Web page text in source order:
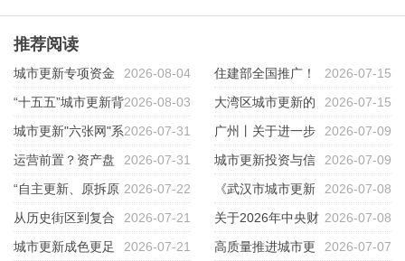
推荐阅读
2026-08-04
城市更新专项资金
申报全流程38个实操要点！
2026-08-03
“十五五”城市更新背
景下国企参与城市更新的法律痛
点与应对逻辑
2026-07-31
城市更新"六张网"系
列（二）水网：五类资金怎么
拼？
2026-07-31
运营前置？资产盘
活到底在运营什么？2026-07-22
“自主更新、原拆原
建”才是城市更新的“王炸”！
2026-07-21
从历史街区到复合
文化街区：南头古城中的空间再
2026-07-21
城市更新成色更足
2026-07-15
住建部全国推广！
重庆“城市体检”做对了什么？
2026-07-15
大湾区城市更新的
三条路径——拆、改、留的博弈
与选择
2026-07-09
广州丨关于进一步
推动工商业用地市场化配置改革
的指导意见
2026-07-09
城市更新投资与信
用分析
2026-07-08
《武汉市城市更新
条例》
2026-07-08
关于2026年中央财
政继续支持城市更新行动的通知
2026-07-07
高质量推进城市更